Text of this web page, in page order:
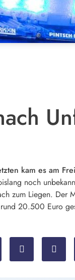
kam es am
noch
zum Liegen. Der
20.500 Euro